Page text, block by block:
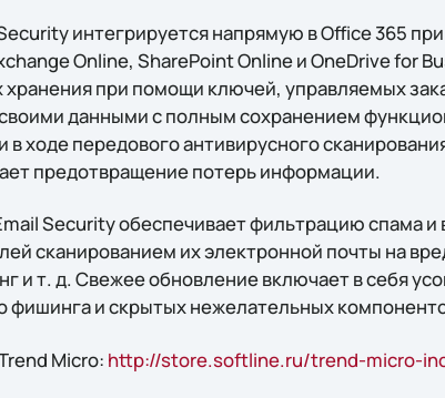
интегрируется напрямую в Office 365
Online, SharePoint Online и OneDrive for
при помощи ключей, управляемых
данными с полным сохранением
ходе передового антивирусного
предотвращение потерь информации.
Security обеспечивает фильтрацию спама
сканированием их электронной почты на
и т. д. Свежее обновление включает в себя
фишинга и скрытых нежелательных
Micro: http://store.softline.ru/trend-micro-